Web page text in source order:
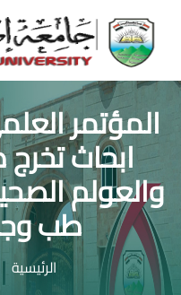
الرئيسية
عن الجامعة
البرامج الاكاديمية
خدمات الطالب
الكليات والمراكز
المؤتمر
ابحاث
والعولم
طب
الرئيسية